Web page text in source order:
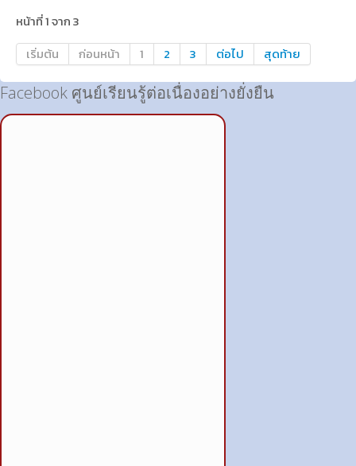
หน้าที่ 1 จาก 3
เริ่มต้น
ก่อนหน้า 1 2 3 ต่อไป สุดท้าย
Facebook ศูนย์เรียนรู้ต่อเนื่องอย่างยั่งยืน